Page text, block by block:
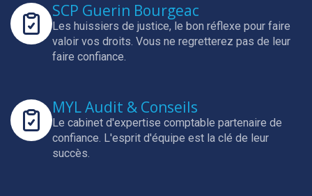
SCP Guerin Bourgeac
Les huissiers de justice, le bon réflexe pour faire
valoir vos droits. Vous ne regretterez pas de leur
faire confiance.
MYL Audit & Conseils
Le cabinet d'expertise comptable partenaire de
confiance. L'esprit d'équipe est la clé de leur
succès.